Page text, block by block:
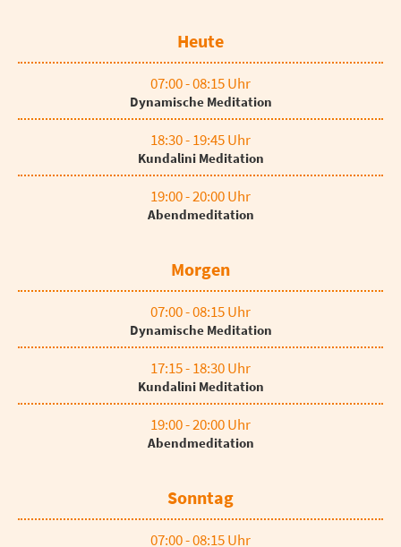
Heute
07:00 - 08:15 Uhr
Dynamische Meditation
18:30 - 19:45 Uhr
Kundalini Meditation
19:00 - 20:00 Uhr
Abendmeditation
Morgen
07:00 - 08:15 Uhr
Dynamische Meditation
17:15 - 18:30 Uhr
Kundalini Meditation
19:00 - 20:00 Uhr
Abendmeditation
Sonntag
07:00 - 08:15 Uhr